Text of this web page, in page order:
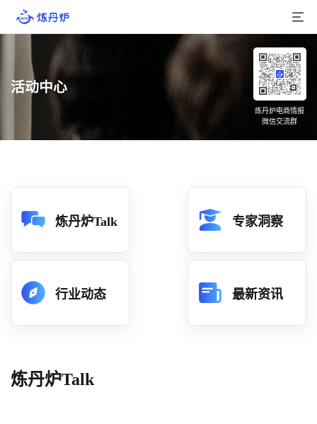
产品介绍
品牌数据
店铺数据
分析
数据中心
活动中心
炼丹炉电商情报
微信交流群
炼丹炉Talk 专家洞察
行业动态 最新资讯
炼丹炉Talk